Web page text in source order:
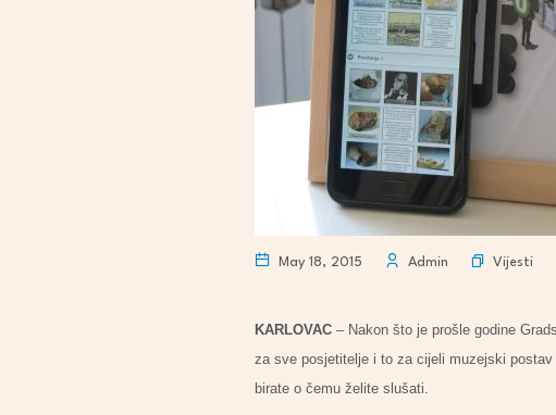
May 18, 2015 Admin Vijesti
KARLOVAC – Nakon što je prošle godine
za sve posjetitelje i to za cijeli muzejski
birate o čemu želite slušati.